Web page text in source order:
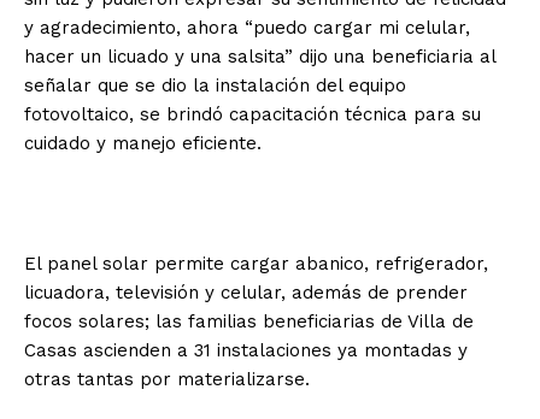
y agradecimiento, ahora “puedo cargar mi celular,
hacer un licuado y una salsita” dijo una beneficiaria al
señalar que se dio la instalación del equipo
fotovoltaico, se brindó capacitación técnica para su
cuidado y manejo eficiente.
El panel solar permite cargar abanico, refrigerador,
licuadora, televisión y celular, además de prender
focos solares; las familias beneficiarias de Villa de
Casas ascienden a 31 instalaciones ya montadas y
otras tantas por materializarse.